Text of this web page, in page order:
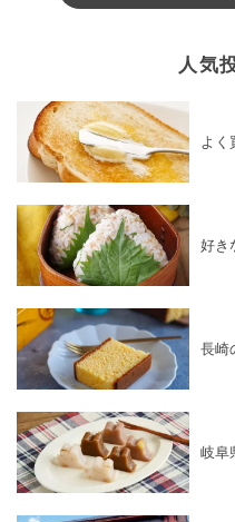
人気
よく
好き
長崎
岐阜